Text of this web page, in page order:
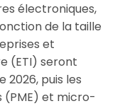
électroniques,
de la taille
et
(ETI) seront
2026, puis les
et micro-